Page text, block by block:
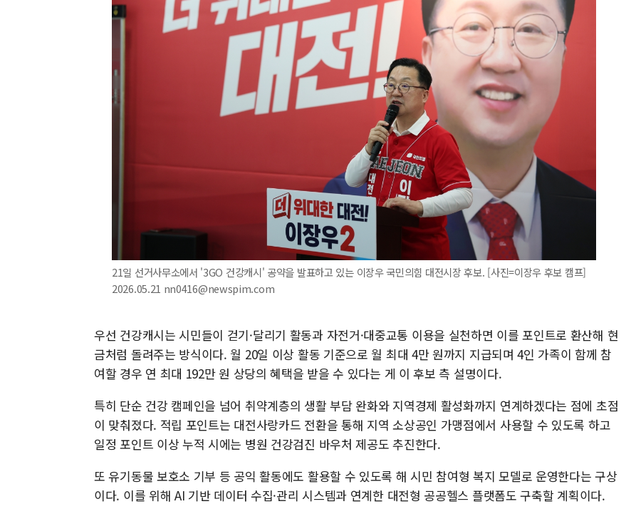
21일 선거사무소에서 '3GO 건강캐시' 공약을 발표하고 있는 이장우 국민의힘 대전시장 후보. [사진=이장우 후보 캠프]
2026.05.21 nn0416@newspim.com
우선 건강캐시는 시민들이 걷기·달리기 활동과 자전거·대중교통 이용을 실천하면 이를 포인트로 환산해 현
금처럼 돌려주는 방식이다. 월 20일 이상 활동 기준으로 월 최대 4만 원까지 지급되며 4인 가족이 함께 참
여할 경우 연 최대 192만 원 상당의 혜택을 받을 수 있다는 게 이 후보 측 설명이다.
특히 단순 건강 캠페인을 넘어 취약계층의 생활 부담 완화와 지역경제 활성화까지 연계하겠다는 점에 초점
이 맞춰졌다. 적립 포인트는 대전사랑카드 전환을 통해 지역 소상공인 가맹점에서 사용할 수 있도록 하고
일정 포인트 이상 누적 시에는 병원 건강검진 바우처 제공도 추진한다.
또 유기동물 보호소 기부 등 공익 활동에도 활용할 수 있도록 해 시민 참여형 복지 모델로 운영한다는 구상
이다. 이를 위해 AI 기반 데이터 수집·관리 시스템과 연계한 대전형 공공헬스 플랫폼도 구축할 계획이다.